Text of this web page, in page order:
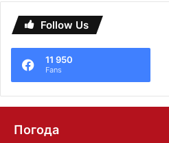
Follow Us
11 950
Fans
Погода